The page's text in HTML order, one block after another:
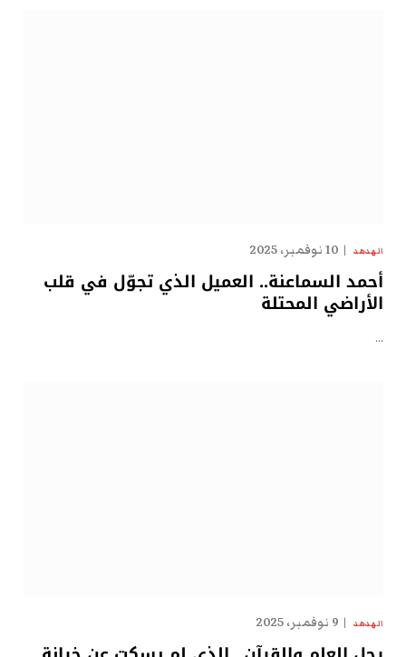
الهدهد 10 نوفمبر، 2025
أحمد السماعنة.. العميل الذي تجوّل في قلب
الأراضي المحتلة
…
الهدهد 9 نوفمبر، 2025